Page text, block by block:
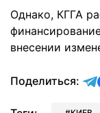
Однако, КГГА
внесении
Поделиться: